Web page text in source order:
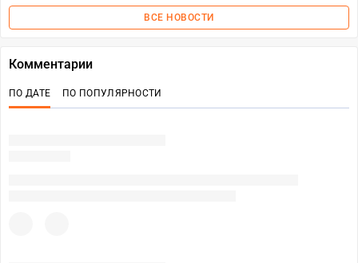
ВСЕ НОВОСТИ
Комментарии
ПО ДАТЕ ПО ПОПУЛЯРНОСТИ